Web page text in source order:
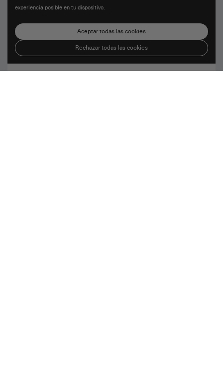
experiencia posible en tu dispositivo.
Aceptar todas las cookies
Rechazar todas las cookies